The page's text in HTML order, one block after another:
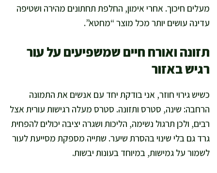
מעלים חיכוך. אחרי אימון, החלפת תחתונים מהירה ושטיפה
עדינה עושים יותר מכל מוצר “מחטא”.
תזונה ואורח חיים שמשפיעים על עור
רגיש באזור
כשיש גירוי חוזר, אני בודקת יחד עם אנשים את התמונה
הרחבה: שינה, סטרס ותזונה. סטרס מעלה רגישות עורית אצל
רבים, ולכן תרגול נשימה, הליכות ושגרה יציבה יכולים להפחית
גרד גם בלי שינוי בהסרת שיער. שתייה מספקת מסייעת לעור
לשמור על גמישות, במיוחד בעונות יבשות.